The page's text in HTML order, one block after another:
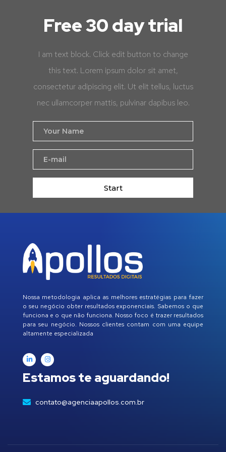
Free 30 day trial
I am text block. Click edit button to change
this text. Lorem ipsum dolor sit amet,
consectetur adipiscing elit. Ut elit tellus, luctus
nec ullamcorper mattis, pulvinar dapibus leo.
Start
Nossa metodologia aplica as melhores estratégias para fazer
o seu negócio obter resultados exponenciais. Sabemos o que
funciona e o que não funciona. Nosso foco é trazer resultados
para seu negócio. Nossos clientes contam com uma equipe
altamente especializada
Estamos te aguardando!
contato@agenciaapollos.com.br